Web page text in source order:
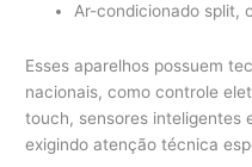
Ar-condicionado split,
Esses aparelhos possuem
nacionais, como controle
touch, sensores inteligentes
exigindo atenção técnica